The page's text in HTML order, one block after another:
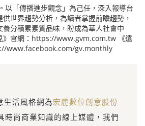
以「傳播進步觀念」為己任，深入報導台
世界趨勢分析，為讀者掌握前瞻趨勢，
分積累素質品味，盼成為華人社會中
》官網：https://www.gvm.com.tw 《遠
www.facebook.com/gv.monthly
活風格網為宏麗數位創意股份
時尚商業知識的線上媒體，我們